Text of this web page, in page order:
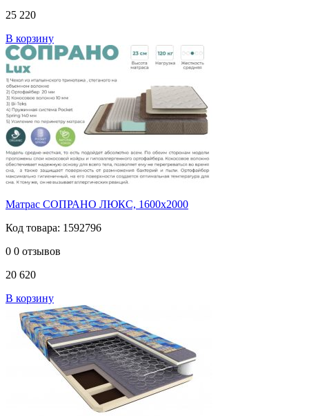
25 220
В корзину
Матрас СОПРАНО ЛЮКС, 1600х2000
Код товара: 1592796
0 0 отзывов
20 620
В корзину